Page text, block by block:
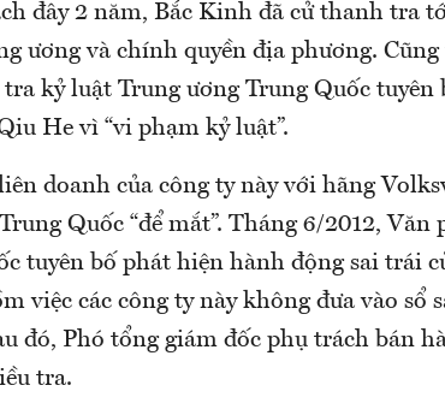
đây 2 năm, Bắc Kinh đã cử thanh tra
ương và chính quyền địa phương.
kỷ luật Trung ương Trung Quốc tuyên
He vì “vi phạm kỷ luật”.
doanh của công ty này với hãng
Quốc “để mắt”. Tháng 6/2012,
tuyên bố phát hiện hành động sai trái
việc các công ty này không đưa vào sổ
đó, Phó tổng giám đốc phụ trách bán
tra.